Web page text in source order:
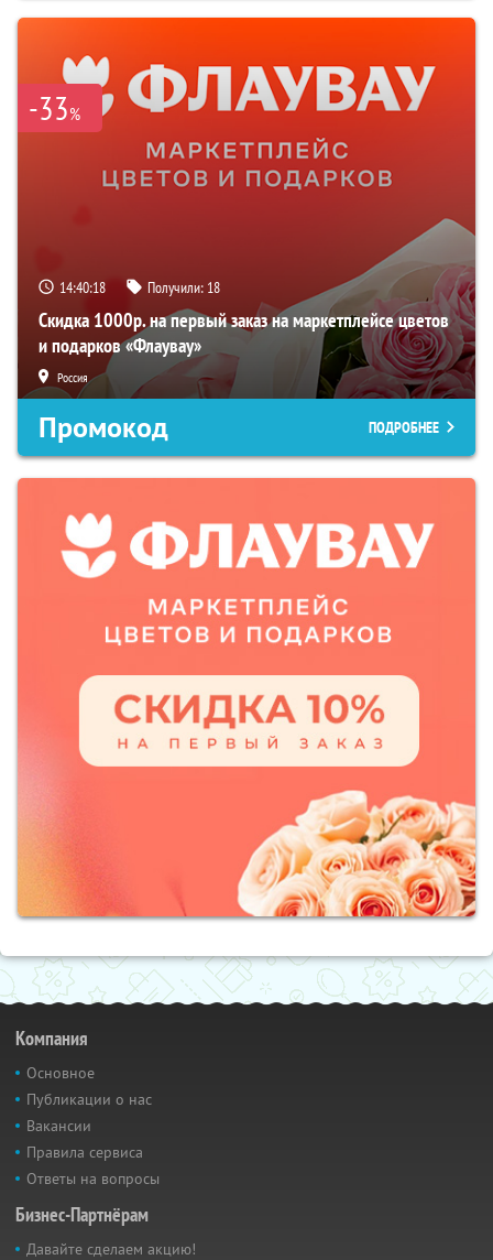
-33%
14:40:17 Получили: 18
Скидка 1000р. на первый заказ на маркетплейсе цветов
и подарков «Флаувау»
Россия
Промокод ПОДРОБНЕЕ
Компания
Основное
Публикации о нас
Вакансии
Правила сервиса
Ответы на вопросы
Бизнес-Партнёрам
Давайте сделаем акцию!